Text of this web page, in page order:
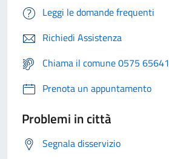
Leggi le domande frequenti
Richiedi Assistenza
Chiama il comune 0575 65641
Prenota un appuntamento
Problemi in città
Segnala disservizio